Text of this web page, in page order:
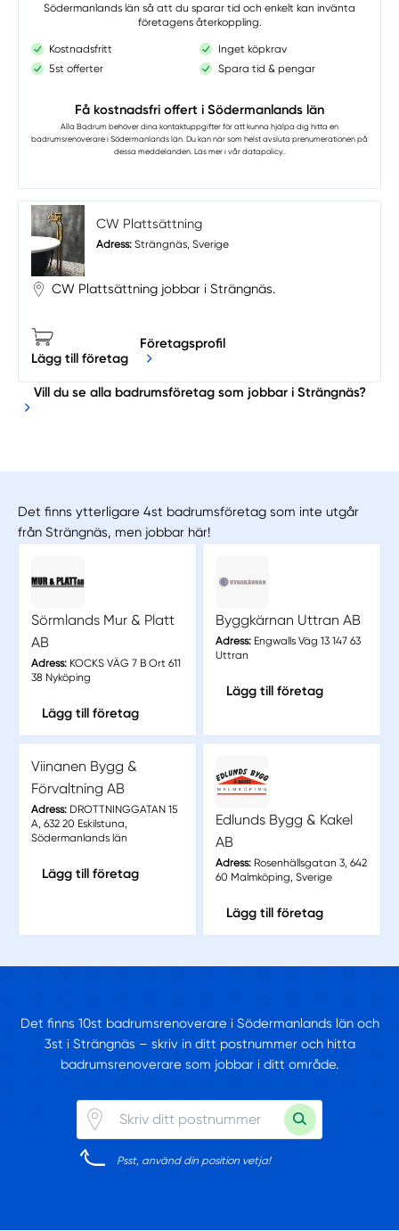
Södermanlands län så att du sparar tid och enkelt kan invänta
företagens återkoppling.
Kostnadsfritt
Inget köpkrav
5st offerter
Spara tid & pengar
Få kostnadsfri offert i Södermanlands län
Alla Badrum behöver dina kontaktuppgifter för att kunna hjälpa dig hitta en
badrumsrenoverare i Södermanlands län. Du kan när som helst avsluta prenumerationen på
dessa meddelanden. Läs mer i vår datapolicy..
CW Plattsättning
Adress: Strängnäs, Sverige
CW Plattsättning jobbar i Strängnäs.
Lägg till företag
Företagsprofil
Vill du se alla badrumsföretag som jobbar i Strängnäs?
Det finns ytterligare 4st badrumsföretag som inte utgår
från Strängnäs, men jobbar här!
Sörmlands Mur & Platt
AB
Adress:KOCKS VÄG 7 B Ort 611
38 Nyköping
Lägg till företag
Byggkärnan Uttran AB
Adress:Engwalls Väg 13 147 63
Uttran
Lägg till företag
Viinanen Bygg &
Förvaltning AB
Adress:DROTTNINGGATAN 15
A, 632 20 Eskilstuna,
Södermanlands län
Lägg till företag
Edlunds Bygg & Kakel
AB
Adress:Rosenhällsgatan 3, 642
60 Malmköping, Sverige
Lägg till företag
Det finns 10st badrumsrenoverare i Södermanlands län och
3st i Strängnäs – skriv in ditt postnummer och hitta
badrumsrenoverare som jobbar i ditt område.
Psst, använd din position vetja!